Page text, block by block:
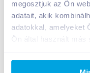
megosztjuk az Ön
adatait, akik
adatokkal, amelyeket
Ön által használt más
+1